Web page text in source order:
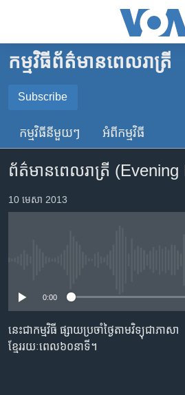
គេហទំព័រ​
ទាក់ទង
រំលង​
ទំព័រ​
ព័ត៌មាន​​
តែ​
ម្តង
រចនា
សម្ព័ន្ធ​
រំលង​
កម្ពុជា
អន្តរជាតិ
ចិន
ហេឡូវីអូអេ
កម្ពុជាច្នៃប្រតិដ្ឋ
កម្មវិធីទាំងអស់
Khmer English
កម្មវិធី​ព័ត៌មាន​ពេលរាត្រី
Subscribe
SUBSCRIBE
YouTube Music
កម្មវិធី​នីមួយៗ អំពី​កម្មវិធី​
ព័ត៌មានពេលរាត្រី (Evening
10 មេសា 2013
0:00
នេះជាកម្មវិធី ផ្សាយប្រចាំថ្ងៃតាមវិទ្យុជាភាសា
ខ្មែររយៈពេល៦០នាទី។